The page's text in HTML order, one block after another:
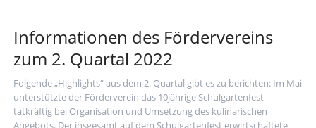
Informationen des Fördervereins
zum 2. Quartal 2022
Folgende „Highlights“ aus dem 2. Quartal gibt es zu berichten: Im Mai
unterstützte der Förderverein das 10jährige Schulgartenfest
tatkräftig bei Organisation und Umsetzung des kulinarischen
Angebots. Der insgesamt auf dem Schulgartenfest erwirtschaftete